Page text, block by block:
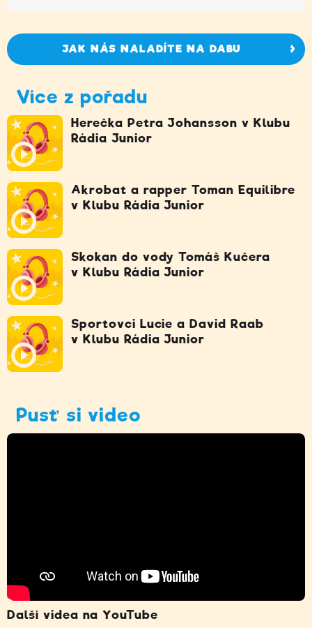
JAK NÁS NALADÍTE NA DABU
Více z pořadu
Herečka Petra Johansson v Klubu
Rádia Junior
Akrobat a rapper Toman Equilibre
v Klubu Rádia Junior
Skokan do vody Tomáš Kučera
v Klubu Rádia Junior
Sportovci Lucie a David Raab
v Klubu Rádia Junior
Pusť si video
Další videa na YouTube